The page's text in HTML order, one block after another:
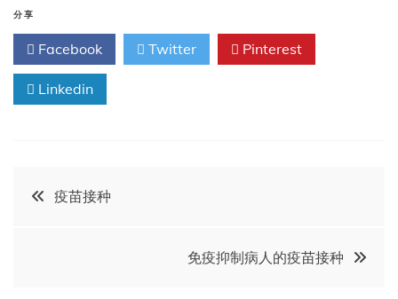
分享
Facebook Twitter Pinterest
Linkedin
文
疫苗接种
免疫抑制病人的疫苗接种